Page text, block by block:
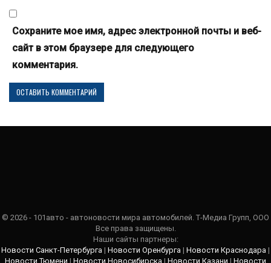
Сохраните мое имя, адрес электронной почты и веб-
сайт в этом браузере для следующего
комментария.
© 2026 - 101авто - автоновости мира автомобилей. Т-Медиа Групп, ООО
Все права защищены.
Наши сайты партнеры:
Новости Санкт-Петербурга | Новости Оренбурга | Новости Краснодара |
Новости Тюмени | Новости Новосибирска | Новости Казани | Новости